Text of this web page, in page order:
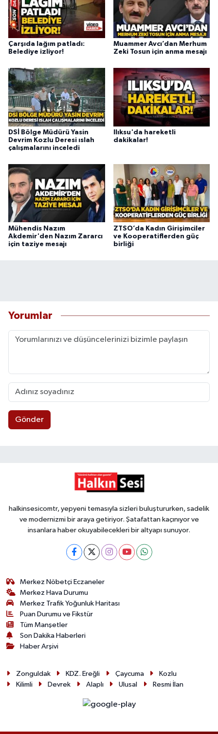
Çarşıda lağım patladı:
Belediye izliyor!
Muammer Avcı’dan Merhum
Zeki Tosun için anma mesajı
DSİ Bölge Müdürü Yasin
Devrim Kozlu Deresi ıslah
çalışmalarını inceledi
Ilıksu'da hareketli
dakikalar!
Mühendis Nazım
Akdemir'den Nazım Zararcı
için taziye mesajı
ZTSO’da Kadın Girişimciler
ve Kooperatiflerden güç
birliği
Yorumlar
Gönder
halkinsesicomtr, yepyeni temasıyla sizleri buluştururken, sadelik
ve modernizmi bir araya getiriyor. Şatafattan kaçınıyor ve
insanlara haber okuyabilecekleri bir altyapı sunuyor.
Merkez Nöbetçi Eczaneler
Merkez Hava Durumu
Merkez Trafik Yoğunluk Haritası
Puan Durumu ve Fikstür
Tüm Manşetler
Son Dakika Haberleri
Haber Arşivi
Zonguldak KDZ. Ereğli Çaycuma
Kozlu
Kilimli
Devrek Alaplı Ulusal Resmi İlan